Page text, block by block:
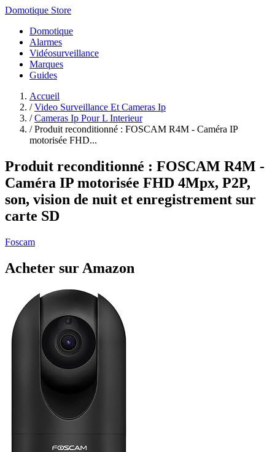
Domotique Store
Domotique
Alarmes
Vidéosurveillance
Marques
Guides
Accueil
/ Video Surveillance Et Cameras Ip
/ Cameras Ip Pour L Interieur
/ Produit reconditionné : FOSCAM R4M - Caméra IP
motorisée FHD...
Produit reconditionné : FOSCAM R4M -
Caméra IP motorisée FHD 4Mpx, P2P,
son, vision de nuit et enregistrement sur
carte SD
Foscam
Acheter sur Amazon